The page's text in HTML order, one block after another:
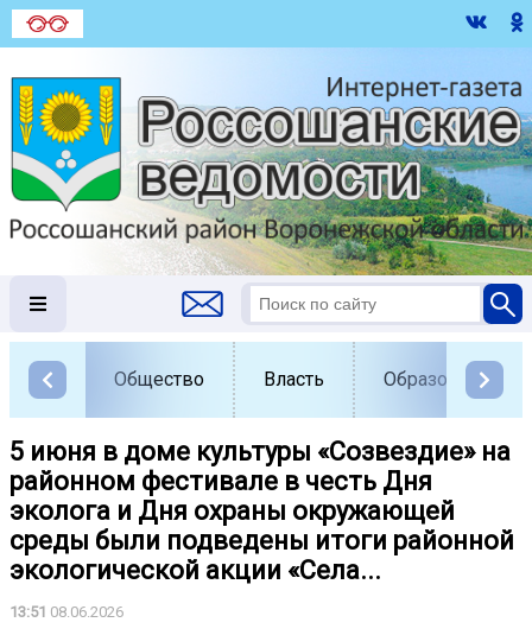
Общество Власть Образование
5 июня в доме культуры «Созвездие» на
районном фестивале в честь Дня
эколога и Дня охраны окружающей
среды были подведены итоги районной
экологической акции «Села...
13:51 08.06.2026